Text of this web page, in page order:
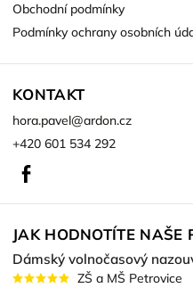
Obchodní podmínky
Podmínky ochrany osobních
KONTAKT
hora.pavel@ardon.cz
+420 601 534 292
JAK HODNOTÍTE NAŠE
Dámský volnočasový
ZŠ a MŠ Petrovice